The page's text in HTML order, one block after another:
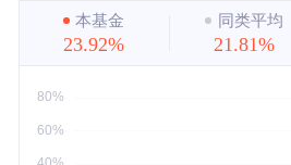
本基金
23.92%
同类平均
21.81%